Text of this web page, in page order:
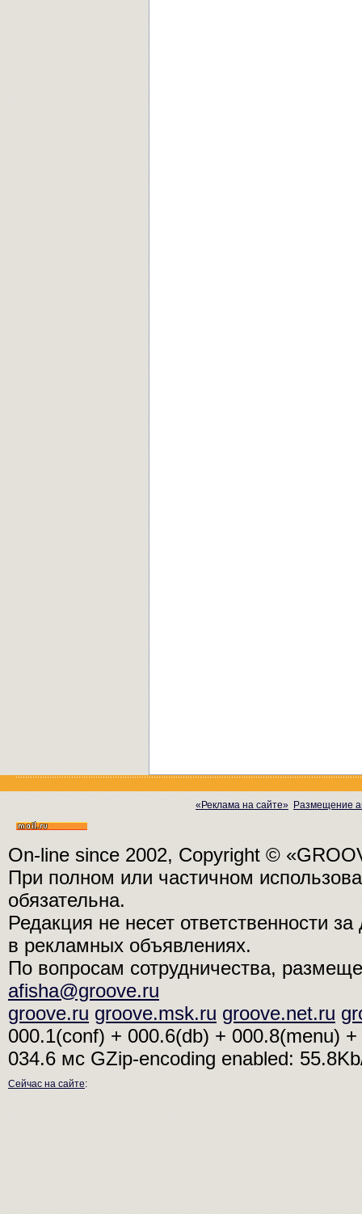
«Реклама на сайте» Размещение
On-line since 2002, Copyright ©
При полном или частичном
обязательна.
Редакция не несет ответственности
в рекламных объявлениях.
По вопросам сотрудничества,
afisha@groove.ru
groove.ru groove.msk.ru groove.net.ru
000.1(conf) + 000.6(db) + 000.8(menu)
034.6 мсGZip-encoding enabled:
Сейчас на сайте: